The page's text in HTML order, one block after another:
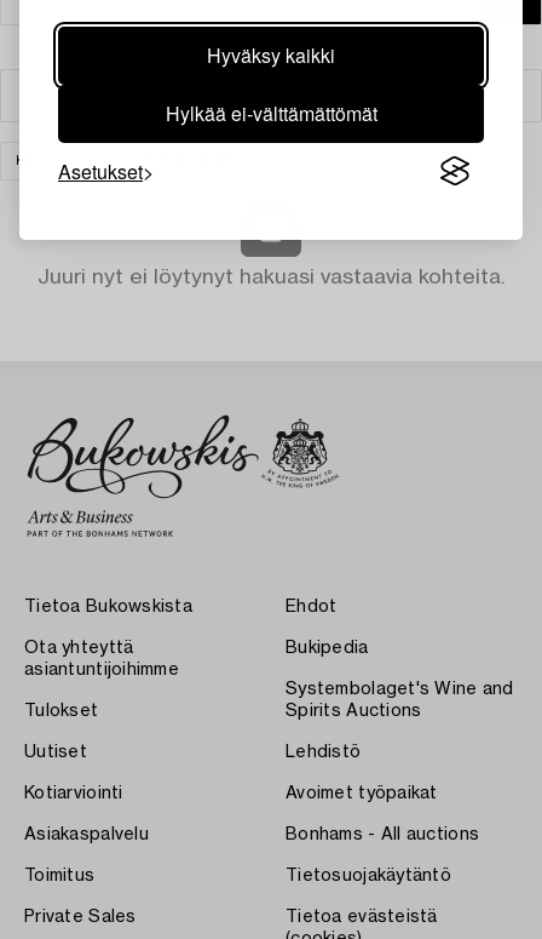
Hyväksy kaikki
Hylkää ei-välttämättömät
Asetukset
KORUT
Juuri nyt ei löytynyt hakuasi vastaavia kohteita.
Tietoa Bukowskista
Ota yhteyttä
asiantuntijoihimme
Tulokset
Uutiset
Kotiarviointi
Asiakaspalvelu
Toimitus
Private Sales
Ehdot
Bukipedia
Systembolaget's Wine and
Spirits Auctions
Lehdistö
Avoimet työpaikat
Bonhams - All auctions
Tietosuojakäytäntö
Tietoa evästeistä